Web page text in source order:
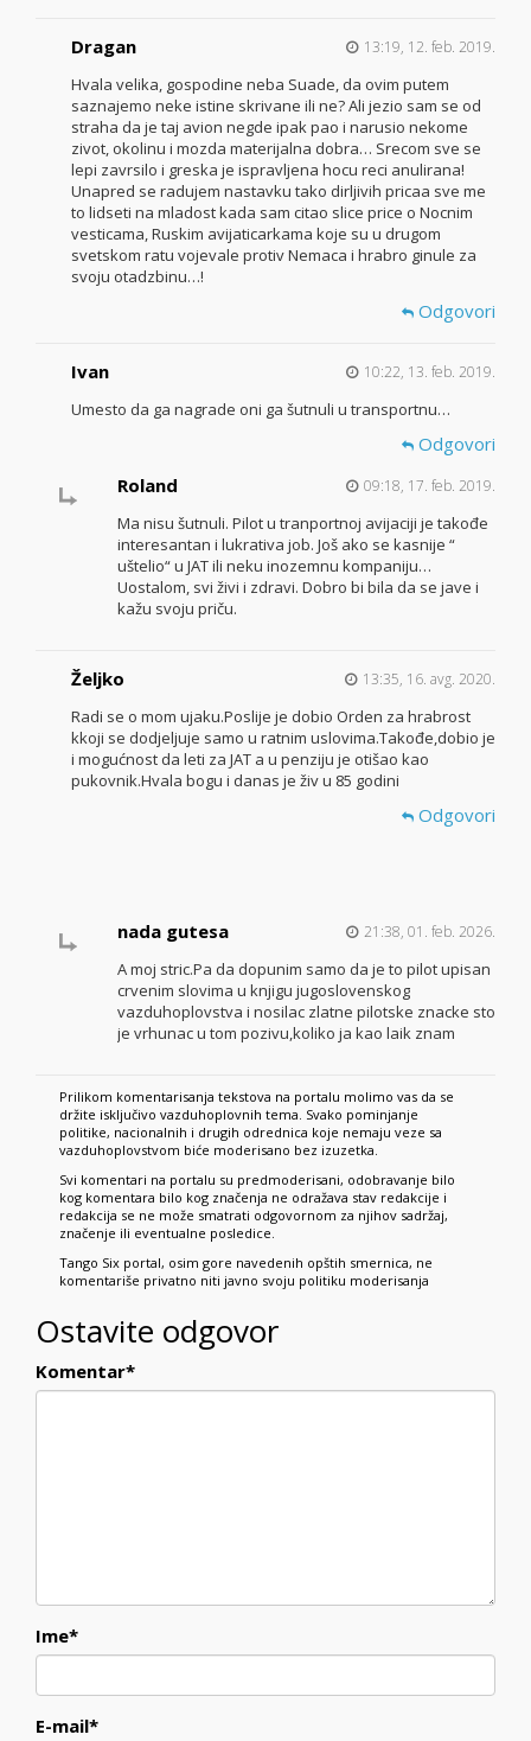
Dragan 13:19, 12. feb. 2019.
Hvala velika, gospodine neba Suade, da ovim putem
saznajemo neke istine skrivane ili ne? Ali jezio sam se od
straha da je taj avion negde ipak pao i narusio nekome
zivot, okolinu i mozda materijalna dobra… Srecom sve se
lepi zavrsilo i greska je ispravljena hocu reci anulirana!
Unapred se radujem nastavku tako dirljivih pricaa sve me
to lidseti na mladost kada sam citao slice price o Nocnim
vesticama, Ruskim avijaticarkama koje su u drugom
svetskom ratu vojevale protiv Nemaca i hrabro ginule za
svoju otadzbinu…!
Odgovori
Ivan 10:22, 13. feb. 2019.
Umesto da ga nagrade oni ga šutnuli u transportnu…
Odgovori
Roland
09:18, 17. feb. 2019.
Ma nisu šutnuli. Pilot u tranportnoj avijaciji je takođe
interesantan i lukrativa job. Još ako se kasnije “
uštelio“ u JAT ili neku inozemnu kompaniju…
Uostalom, svi živi i zdravi. Dobro bi bila da se jave i
kažu svoju priču.
Željko 13:35, 16. avg. 2020.
Radi se o mom ujaku.Poslije je dobio Orden za hrabrost
kkoji se dodjeljuje samo u ratnim uslovima.Takođe,dobio je
i mogućnost da leti za JAT a u penziju je otišao kao
pukovnik.Hvala bogu i danas je živ u 85 godini
Odgovori
nada gutesa 21:38, 01. feb. 2026.
A moj stric.Pa da dopunim samo da je to pilot upisan
crvenim slovima u knjigu jugoslovenskog
vazduhoplovstva i nosilac zlatne pilotske znacke sto
je vrhunac u tom pozivu,koliko ja kao laik znam
Prilikom komentarisanja tekstova na portalu molimo vas da se
držite isključivo vazduhoplovnih tema. Svako pominjanje
politike, nacionalnih i drugih odrednica koje nemaju veze sa
vazduhoplovstvom biće moderisano bez izuzetka.
Svi komentari na portalu su predmoderisani, odobravanje bilo
kog komentara bilo kog značenja ne odražava stav redakcije i
redakcija se ne može smatrati odgovornom za njihov sadržaj,
značenje ili eventualne posledice.
Tango Six portal, osim gore navedenih opštih smernica, ne
komentariše privatno niti javno svoju politiku moderisanja
Ostavite odgovor
Komentar*
Ime*
E-mail*